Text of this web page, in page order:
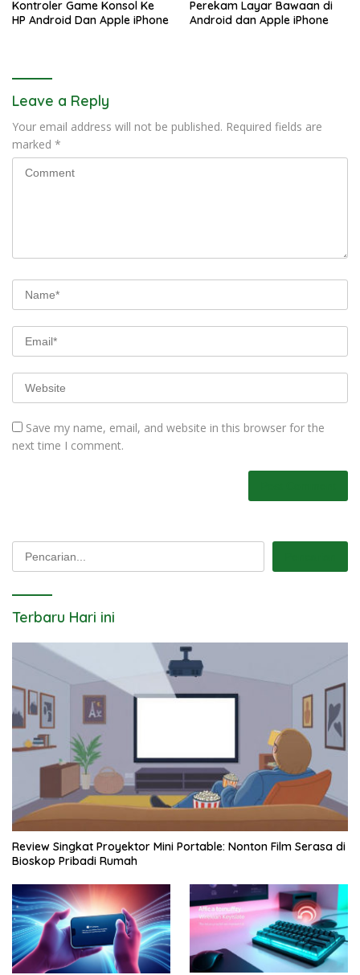
Kontroler Game Konsol Ke
HP Android Dan Apple iPhone
Perekam Layar Bawaan di
Android dan Apple iPhone
Leave a Reply
Your email address will not be published. Required fields are
marked *
Save my name, email, and website in this browser for the
next time I comment.
Pencarian
Terbaru Hari ini
Review Singkat Proyektor Mini Portable: Nonton Film Serasa di
Bioskop Pribadi Rumah